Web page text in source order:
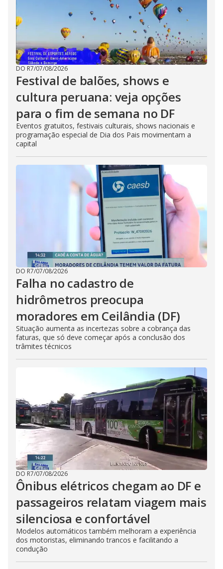
DO R7/07/08/2026
Festival de balões, shows e
cultura peruana: veja opções
para o fim de semana no DF
Eventos gratuitos, festivais culturais, shows nacionais e
programação especial de Dia dos Pais movimentam a
capital
DO R7/07/08/2026
Falha no cadastro de
hidrômetros preocupa
moradores em Ceilândia (DF)
Situação aumenta as incertezas sobre a cobrança das
faturas, que só deve começar após a conclusão dos
trâmites técnicos
DO R7/07/08/2026
Ônibus elétricos chegam ao DF e
passageiros relatam viagem mais
silenciosa e confortável
Modelos automáticos também melhoram a experiência
dos motoristas, eliminando trancos e facilitando a
condução